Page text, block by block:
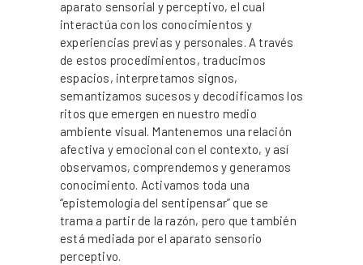
aparato sensorial y perceptivo, el cual
interactúa con los conocimientos y
experiencias previas y personales. A través
de estos procedimientos, traducimos
espacios, interpretamos signos,
semantizamos sucesos y decodificamos los
ritos que emergen en nuestro medio
ambiente visual. Mantenemos una relación
afectiva y emocional con el contexto, y así
observamos, comprendemos y generamos
conocimiento. Activamos toda una
“epistemología del sentipensar” que se
trama a partir de la razón, pero que también
está mediada por el aparato sensorio
perceptivo.